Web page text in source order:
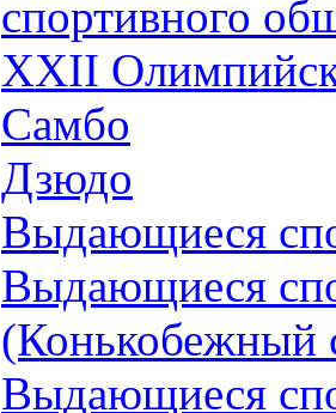
спортивного
XXII
Самбо
Дзюдо
Выдающиеся
Выдающиеся
(Конькобежный
Выдающиеся